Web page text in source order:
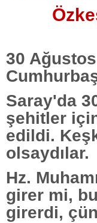
30
Saray'da
şehitler
edildi.
olsaydılar.
Hz.
girer mi,
girerdi,